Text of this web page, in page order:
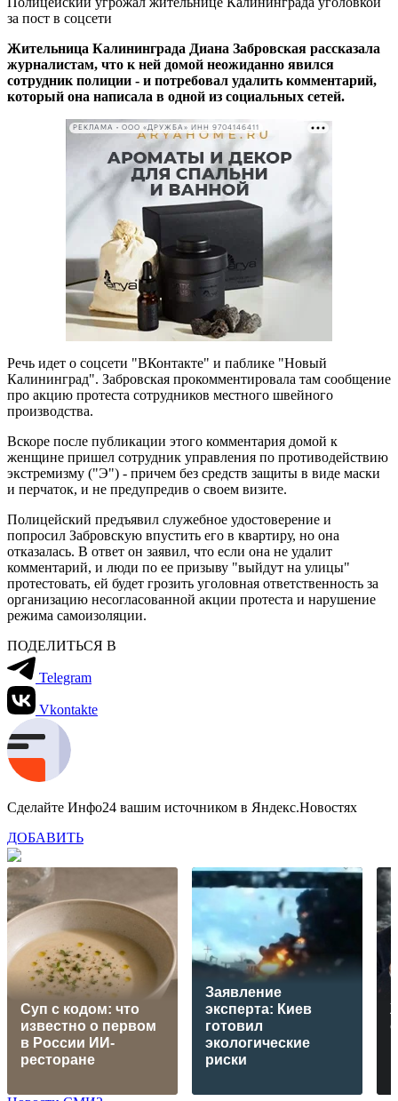
за пост в соцсети
Жительница Калининграда Диана Забровская рассказала
журналистам, что к ней домой неожиданно явился
сотрудник полиции - и потребовал удалить комментарий,
который она написала в одной из социальных сетей.
РЕКЛАМА • ООО «ДРУЖБА» ИНН 9704146411
Речь идет о соцсети "ВКонтакте" и паблике "Новый
Калининград". Забровская прокомментировала там сообщение
про акцию протеста сотрудников местного швейного
производства.
Вскоре после публикации этого комментария домой к
женщине пришел сотрудник управления по противодействию
экстремизму ("Э") - причем без средств защиты в виде маски
и перчаток, и не предупредив о своем визите.
Полицейский предъявил служебное удостоверение и
попросил Забровскую впустить его в квартиру, но она
отказалась. В ответ он заявил, что если она не удалит
комментарий, и люди по ее призыву "выйдут на улицы"
протестовать, ей будет грозить уголовная ответственность за
организацию несогласованной акции протеста и нарушение
режима самоизоляции.
ПОДЕЛИТЬСЯ В
Telegram
Vkontakte
Сделайте Инфо24 вашим источником в Яндекс.Новостях
ДОБАВИТЬ
Суп с кодом: что
известно о первом
в России ИИ-
ресторане
Заявление
эксперта: Киев
готовил
экологические
риски